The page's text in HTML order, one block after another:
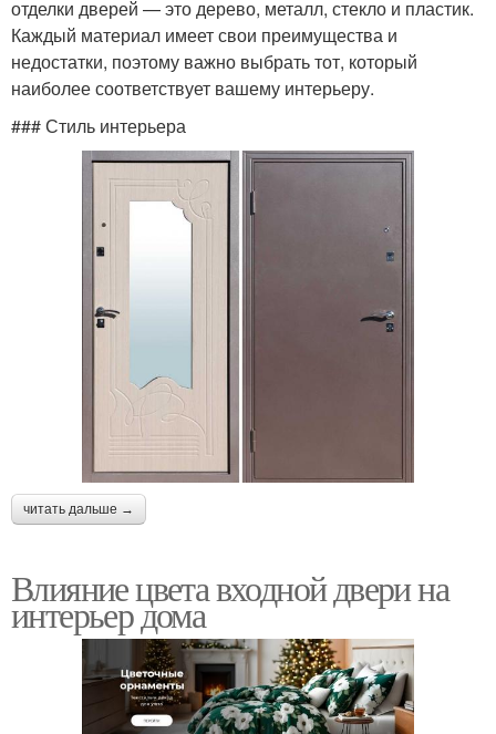
отделки дверей — это дерево, металл, стекло и пластик.
Каждый материал имеет свои преимущества и
недостатки, поэтому важно выбрать тот, который
наиболее соответствует вашему интерьеру.
### Стиль интерьера
читать дальше →
Влияние цвета входной двери на
интерьер дома